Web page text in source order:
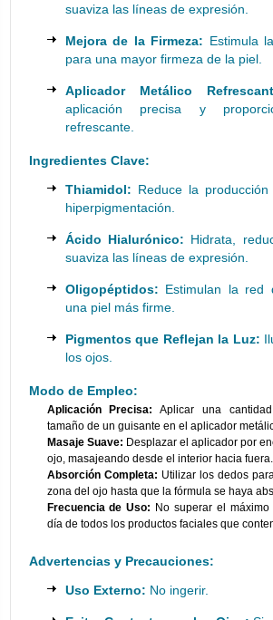
suaviza las líneas de expresión.
Mejora de la Firmeza: Estimula
para una mayor firmeza de la piel.
Aplicador Metálico
aplicación precisa y
refrescante.
Ingredientes Clave:
Thiamidol: Reduce la
hiperpigmentación.
Ácido Hialurónico: Hidrata,
suaviza las líneas de expresión.
Oligopéptidos: Estimulan la red
una piel más firme.
Pigmentos que Reflejan la Luz:
los ojos.
Modo de Empleo:
Aplicación Precisa: Aplicar una
tamaño de un guisante en el aplicador
Masaje Suave: Desplazar el aplicador por
ojo, masajeando desde el interior hacia fuera.
Absorción Completa: Utilizar los dedos
zona del ojo hasta que la fórmula se haya
Frecuencia de Uso: No superar el
día de todos los productos faciales que
Advertencias y Precauciones:
Uso Externo: No ingerir.